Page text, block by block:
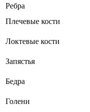
Ребра
Плечевые кости
Локтевые кости
Запястья
Бедра
Голени